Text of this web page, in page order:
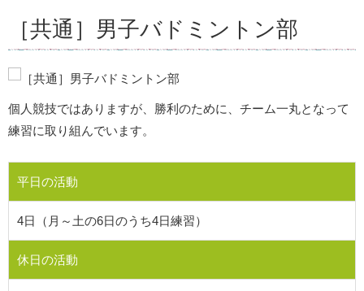
［共通］男子バドミントン部
個人競技ではありますが、勝利のために、チーム一丸となって
練習に取り組んでいます。
平日の活動
4日（月～土の6日のうち4日練習）
休日の活動